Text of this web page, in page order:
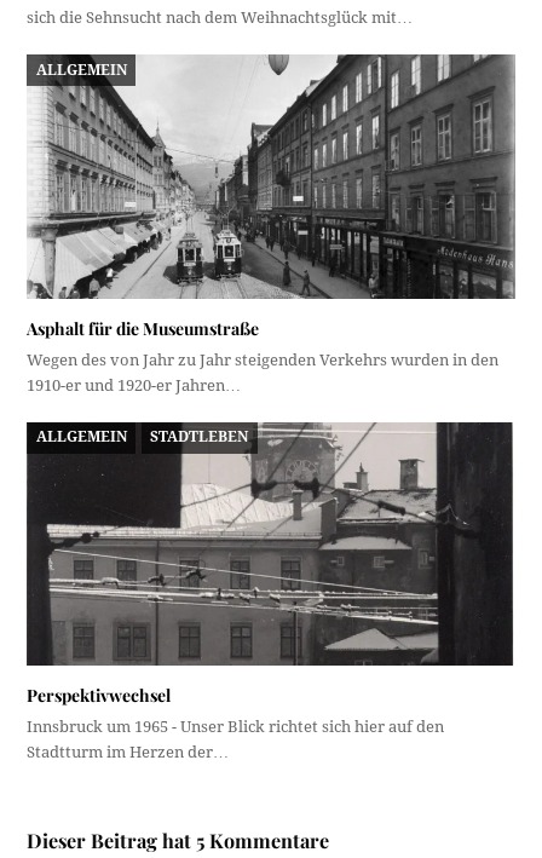
sich die Sehnsucht nach dem Weihnachtsglück mit…
ALLGEMEIN
Asphalt für die Museumstraße
Wegen des von Jahr zu Jahr steigenden Verkehrs wurden in den
1910-er und 1920-er Jahren…
ALLGEMEIN STADTLEBEN
Perspektivwechsel
Innsbruck um 1965 - Unser Blick richtet sich hier auf den
Stadtturm im Herzen der…
Dieser Beitrag hat 5 Kommentare